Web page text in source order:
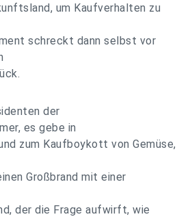
um Kaufverhalten zu
schreckt dann selbst vor
der
es gebe in
zum Kaufboykott von Gemüse,
Großbrand mit einer
der die Frage aufwirft, wie